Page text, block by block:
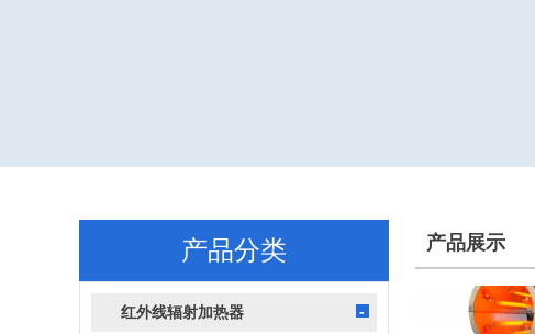
产品分类
红外线辐射加热器
产品展示